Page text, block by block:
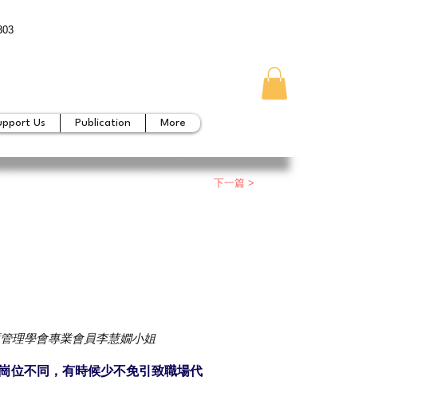
Us Publication More
下一篇 >
理學會專業會員李慧嫺小姐
位不同，有時候少不免引致職場代